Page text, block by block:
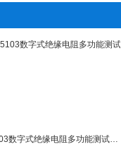
DY5103数字式绝缘电阻多功能测试仪DY-5103（配外接电源）